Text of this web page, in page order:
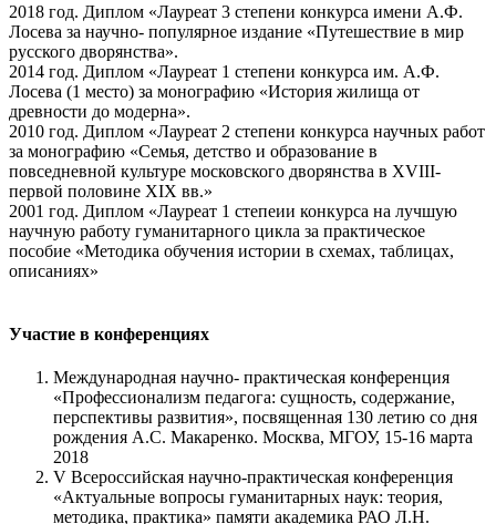
2018 год. Диплом «Лауреат 3 степени конкурса имени А.Ф.
Лосева за научно- популярное издание «Путешествие в мир
русского дворянства».
2014 год. Диплом «Лауреат 1 степени конкурса им. А.Ф.
Лосева (1 место) за монографию «История жилища от
древности до модерна».
2010 год. Диплом «Лауреат 2 степени конкурса научных работ
за монографию «Семья, детство и образование в
повседневной культуре московского дворянства в ХVIII-
первой половине ХIХ вв.»
2001 год. Диплом «Лауреат 1 степеии конкурса на лучшую
научную работу гуманитарного цикла за практическое
пособие «Методика обучения истории в схемах, таблицах,
описаниях»
Участие в конференциях
Международная научно- практическая конференция
«Профессионализм педагога: сущность, содержание,
перспективы развития», посвященная 130 летию со дня
рождения А.С. Макаренко. Москва, МГОУ, 15-16 марта
2018
V Всероссийская научно-практическая конференция
«Актуальные вопросы гуманитарных наук: теория,
методика, практика» памяти академика РАО Л.Н.